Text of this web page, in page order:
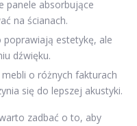
panele absorbujące
na ścianach.
poprawiają estetykę, ale
dźwięku.
o różnych fakturach
się do lepszej akustyki.
zadbać o to, aby